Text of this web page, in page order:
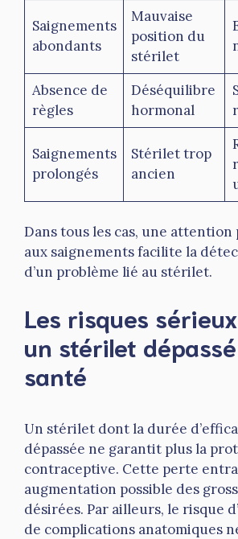
Saignements
abondants
Mauvaise
position du
stérilet
Absence de
règles
Déséquilibre
hormonal
Saignements
prolongés
Stérilet trop
ancien
Dans tous les cas, une
aux saignements facilite la
d’un problème lié au stérilet.
Les risques
un stérilet
santé
Un stérilet dont la durée
dépassée ne garantit plus la
contraceptive. Cette perte
augmentation possible des
désirées. Par ailleurs, le risque
de complications anatomiques